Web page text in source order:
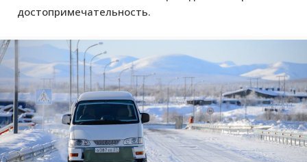
достопримечательность.